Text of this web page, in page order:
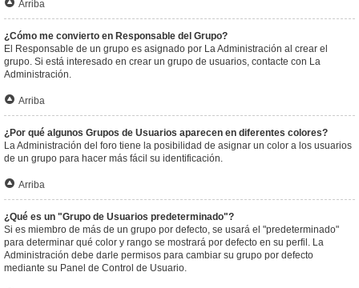
Arriba
¿Cómo me convierto en Responsable del Grupo?
El Responsable de un grupo es asignado por La Administración al crear el
grupo. Si está interesado en crear un grupo de usuarios, contacte con La
Administración.
Arriba
¿Por qué algunos Grupos de Usuarios aparecen en diferentes colores?
La Administración del foro tiene la posibilidad de asignar un color a los usuarios
de un grupo para hacer más fácil su identificación.
Arriba
¿Qué es un "Grupo de Usuarios predeterminado"?
Si es miembro de más de un grupo por defecto, se usará el "predeterminado"
para determinar qué color y rango se mostrará por defecto en su perfil. La
Administración debe darle permisos para cambiar su grupo por defecto
mediante su Panel de Control de Usuario.